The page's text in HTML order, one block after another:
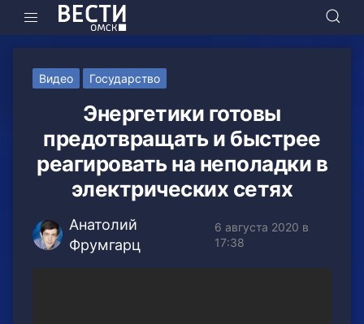
Видео Государство
Энергетики готовы
предотвращать и быстрее
реагировать на неполадки в
электрических сетях
Анатолий
Фрумгарц
6 августа 2020 в
17:38